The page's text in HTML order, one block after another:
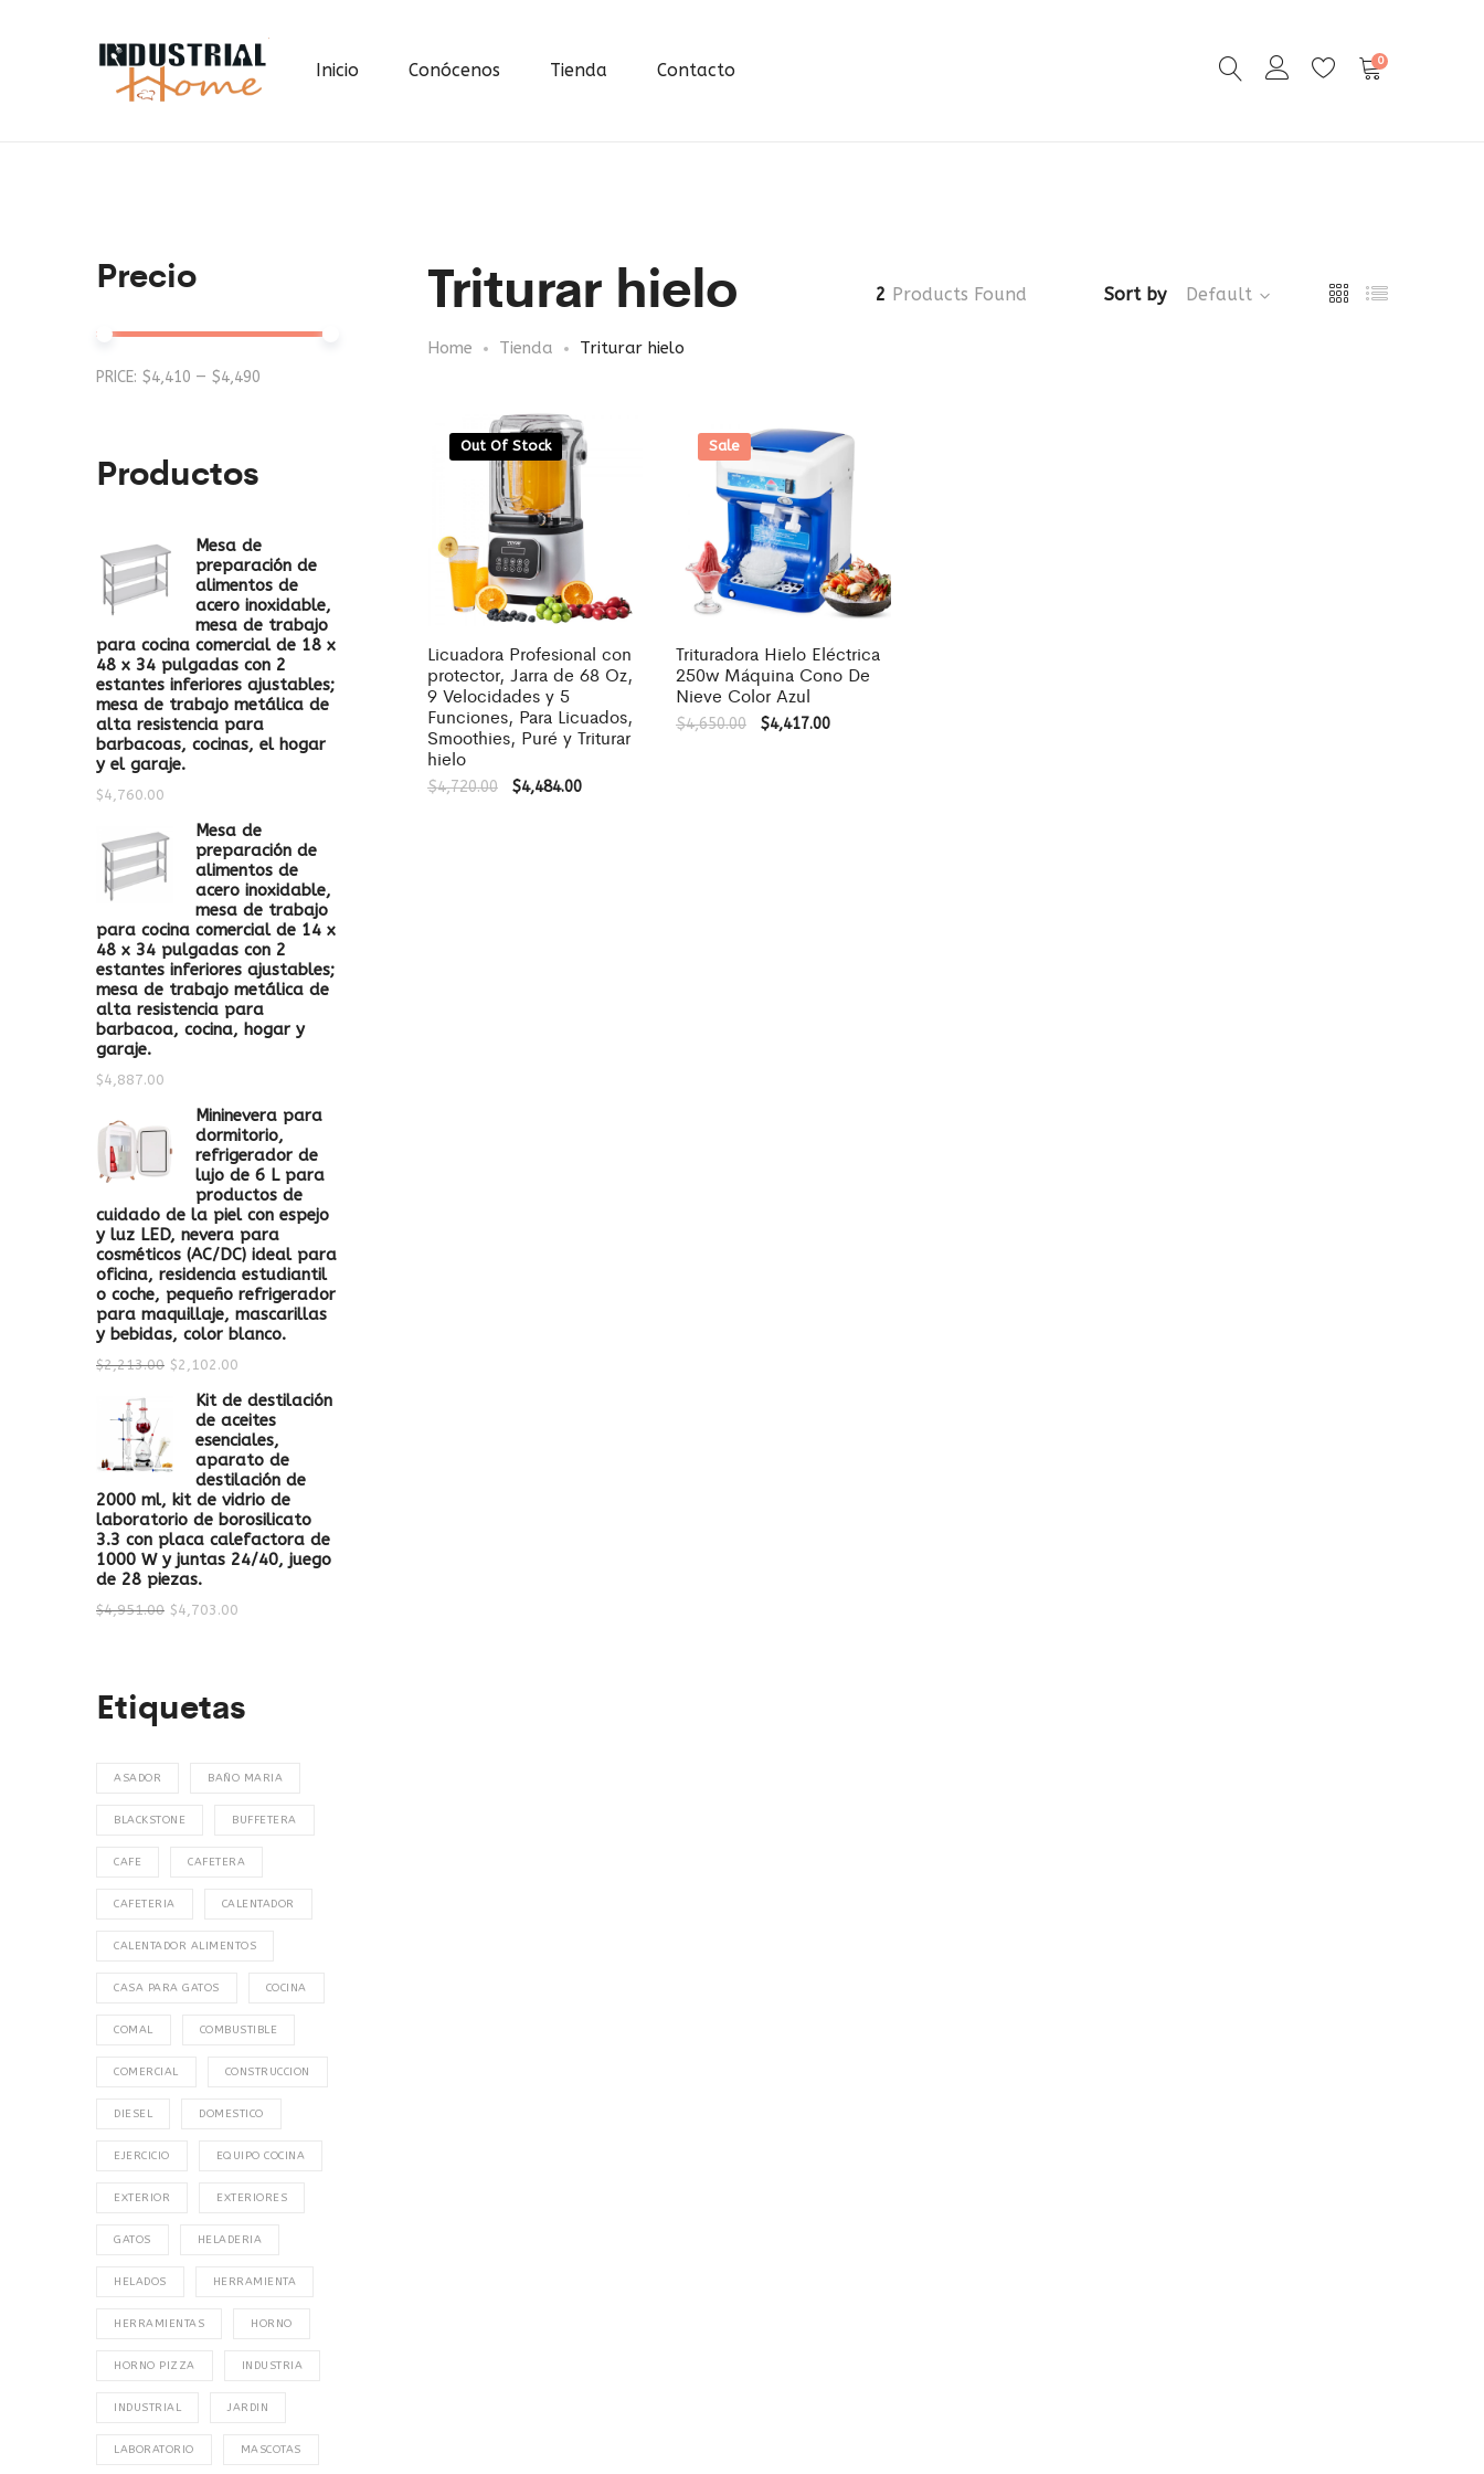
Inicio Conócenos Tienda Contacto 0
Triturar hielo
Home Tienda Triturar hielo
2 Products Found Sort by Default
Out Of Stock
Licuadora Profesional con
protector, Jarra de 68 Oz,
9 Velocidades y 5
Funciones, Para Licuados,
Smoothies, Puré y Triturar
hielo
$4,720.00 $4,484.00
Sale
Trituradora Hielo Eléctrica
250w Máquina Cono De
Nieve Color Azul
$4,650.00 $4,417.00
Precio
PRICE: $4,410 — $4,490
Productos
Mesa de
preparación de
alimentos de
acero inoxidable,
mesa de trabajo
para cocina comercial de 18 x
48 x 34 pulgadas con 2
estantes inferiores ajustables;
mesa de trabajo metálica de
alta resistencia para
barbacoas, cocinas, el hogar
y el garaje.
$4,760.00
Mesa de
preparación de
alimentos de
acero inoxidable,
mesa de trabajo
para cocina comercial de 14 x
48 x 34 pulgadas con 2
estantes inferiores ajustables;
mesa de trabajo metálica de
alta resistencia para
barbacoa, cocina, hogar y
garaje.
$4,887.00
Mininevera para
dormitorio,
refrigerador de
lujo de 6 L para
productos de
cuidado de la piel con espejo
y luz LED, nevera para
cosméticos (AC/DC) ideal para
oficina, residencia estudiantil
o coche, pequeño refrigerador
para maquillaje, mascarillas
y bebidas, color blanco.
$2,213.00 $2,102.00
Kit de destilación
de aceites
esenciales,
aparato de
destilación de
2000 ml, kit de vidrio de
laboratorio de borosilicato
3.3 con placa calefactora de
1000 W y juntas 24/40, juego
de 28 piezas.
$4,951.00 $4,703.00
Etiquetas
ASADOR BAÑO MARIA
BLACKSTONE BUFFETERA
CAFE CAFETERA
CAFETERIA CALENTADOR
CALENTADOR ALIMENTOS
CASA PARA GATOS COCINA
COMAL COMBUSTIBLE
COMERCIAL CONSTRUCCION
DIESEL DOMESTICO
EJERCICIO EQUIPO COCINA
EXTERIOR EXTERIORES
GATOS HELADERIA
HELADOS HERRAMIENTA
HERRAMIENTAS HORNO
HORNO PIZZA INDUSTRIA
INDUSTRIAL JARDIN
LABORATORIO MASCOTAS